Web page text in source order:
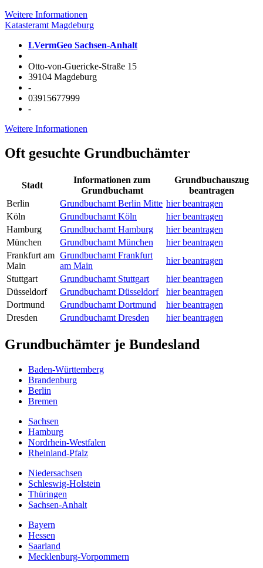
Weitere Informationen
Katasteramt Magdeburg
LVermGeo Sachsen-Anhalt
Otto-von-Guericke-Straße 15
39104 Magdeburg
-
03915677999
-
Weitere Informationen
Oft gesuchte Grundbuchämter
Stadt
Informationen zum
Grundbuchamt
Grundbuchauszug
beantragen
Berlin
Grundbuchamt Berlin Mitte hier beantragen
Köln
Grundbuchamt Köln
hier beantragen
Hamburg
Grundbuchamt Hamburg
hier beantragen
München
Grundbuchamt München
hier beantragen
Frankfurt am
Main
Grundbuchamt Frankfurt
am Main
hier beantragen
Stuttgart
Grundbuchamt Stuttgart
hier beantragen
Düsseldorf
Grundbuchamt Düsseldorf
hier beantragen
Dortmund
Grundbuchamt Dortmund
hier beantragen
Dresden
Grundbuchamt Dresden hier beantragen
Grundbuchämter je Bundesland
Baden-Württemberg
Brandenburg
Berlin
Bremen
Sachsen
Hamburg
Nordrhein-Westfalen
Rheinland-Pfalz
Niedersachsen
Schleswig-Holstein
Thüringen
Sachsen-Anhalt
Bayern
Hessen
Saarland
Mecklenburg-Vorpommern